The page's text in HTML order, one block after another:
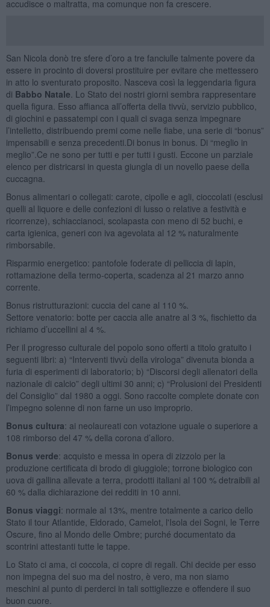
accudisce o maltratta, ma comunque non fa crescere.
San Nicola donò tre sfere d’oro a tre fanciulle talmente povere da
essere in procinto di doversi prostituire per evitare che mettessero
in atto lo sventurato proposito. Nasceva così la leggendaria figura
di Babbo Natale . Lo Stato dei nostri giorni sembra rappresentare
quella figura. Esso affianca all’offerta della tivvù, servizio pubblico,
di giochini e passatempi con i quali ci svaga senza impegnare
l’intelletto, distribuendo premi come nelle fiabe, una serie di “bonus”
impensabili e senza precedenti.Di bonus in bonus. Di “meglio in
meglio”.Ce ne sono per tutti e per tutti i gusti. Eccone un parziale
elenco per districarsi in questa giungla di un novello paese della
cuccagna.
Bonus alimentari o collegati: carote, cipolle e agli, cioccolati (esclusi
quelli al liquore e delle confezioni di lusso o relative a festività e
ricorrenze), schiaccianoci, scolapasta con meno di 52 buchi, e
carta igienica, generi con iva agevolata al 12 % naturalmente
rimborsabile.
Risparmio energetico: pantofole foderate di pelliccia di lapin,
rottamazione della termo-coperta, scadenza al 21 marzo anno
corrente.
Bonus ristrutturazioni: cuccia del cane al 110 %.
Settore venatorio: botte per caccia alle anatre al 3 %, fischietto da
richiamo d’uccellini al 4 %.
Per il progresso culturale del popolo sono offerti a titolo gratuito i
seguenti libri: a) “Interventi tivvù della virologa” divenuta bionda a
furia di esperimenti di laboratorio; b) “Discorsi degli allenatori della
nazionale di calcio” degli ultimi 30 anni; c) “Prolusioni dei Presidenti
del Consiglio” dal 1980 a oggi. Sono raccolte complete donate con
l’impegno solenne di non farne un uso improprio.
Bonus cultura: ai neolaureati con votazione uguale o superiore a
108 rimborso del 47 % della corona d’alloro.
Bonus verde: acquisto e messa in opera di zizzolo per la
produzione certificata di brodo di giuggiole; torrone biologico con
uova di gallina allevate a terra, prodotti italiani al 100 % detraibili al
60 % dalla dichiarazione dei redditi in 10 anni.
Bonus viaggi: normale al 13%, mentre totalmente a carico dello
Stato il tour Atlantide, Eldorado, Camelot, l'Isola dei Sogni, le Terre
Oscure, fino al Mondo delle Ombre; purché documentato da
scontrini attestanti tutte le tappe.
Lo Stato ci ama, ci coccola, ci copre di regali. Chi decide per esso
non impegna del suo ma del nostro, è vero, ma non siamo
meschini al punto di perderci in tali sottigliezze e offendere il suo
buon cuore.